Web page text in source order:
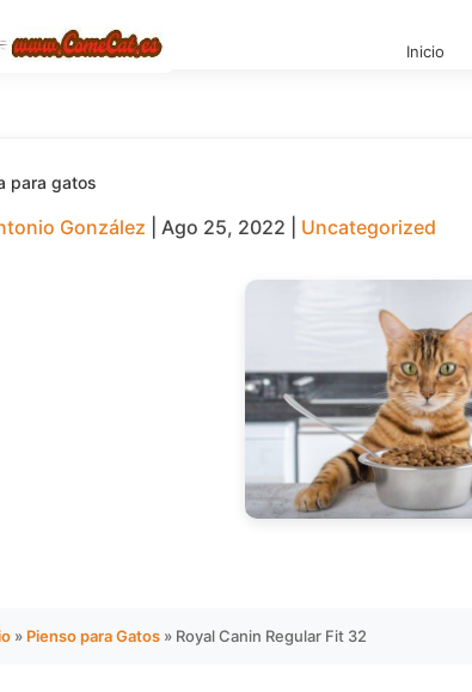
Inicio
para gatos
González |Ago 25, 2022 Uncategorized
» Pienso para Gatos » Royal Canin Regular Fit 32